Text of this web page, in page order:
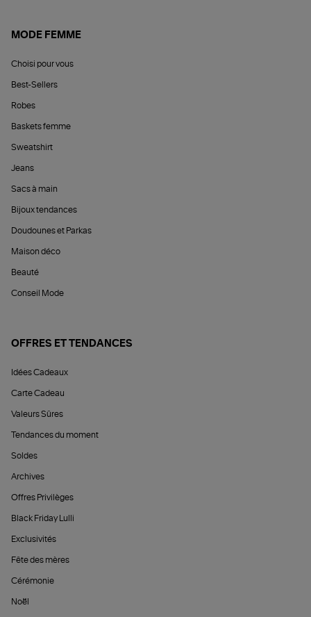
MODE FEMME
Choisi pour vous
Best-Sellers
Robes
Baskets femme
Sweatshirt
Jeans
Sacs à main
Bijoux tendances
Doudounes et Parkas
Maison déco
Beauté
Conseil Mode
OFFRES ET TENDANCES
Idées Cadeaux
Carte Cadeau
Valeurs Sûres
Tendances du moment
Soldes
Archives
Offres Privilèges
Black Friday Lulli
Exclusivités
Fête des mères
Cérémonie
Noël